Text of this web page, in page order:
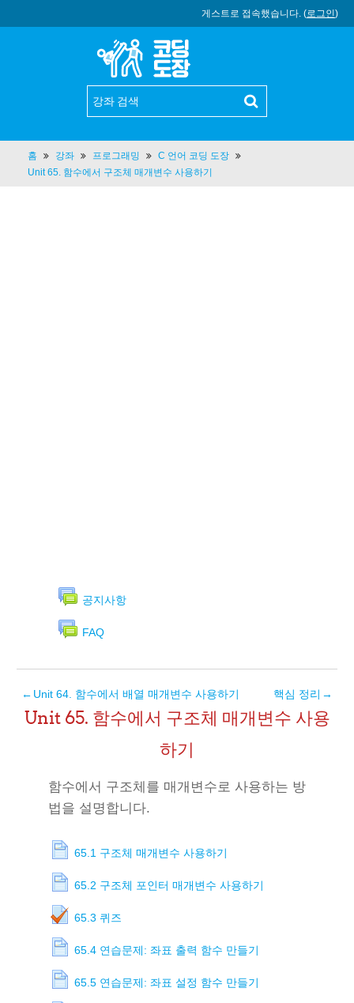
게스트로 접속했습니다. (로그인)
홈 강좌 프로그래밍
C 언어 코딩 도장
Unit 65. 함수에서 구조체 매개변수 사용하기
공지사항
FAQ
← Unit 64. 함수에서 배열 매개변수 사용하기 핵심 정리 →
Unit 65. 함수에서 구조체 매개변수 사용
하기
함수에서 구조체를 매개변수로 사용하는 방
법을 설명합니다.
65.1 구조체 매개변수 사용하기
65.2 구조체 포인터 매개변수 사용하기
65.3 퀴즈
65.4 연습문제: 좌표 출력 함수 만들기
65.5 연습문제: 좌표 설정 함수 만들기